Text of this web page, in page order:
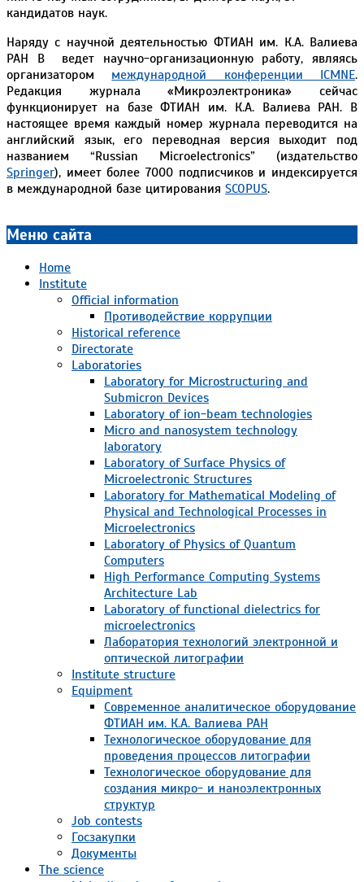
кандидатов наук.
Наряду с научной деятельностью ФТИАН им. К.А. Валиева
РАН В ведет научно-организационную работу, являясь
организатором международной конференции ICMNE.
Редакция журнала «Микроэлектроника» сейчас
функционирует на базе ФТИАН им. К.А. Валиева РАН. В
настоящее время каждый номер журнала переводится на
английский язык, его переводная версия выходит под
названием “Russian Microelectronics” (издательство
Springer), имеет более 7000 подписчиков и индексируется
в международной базе цитирования SCOPUS.
11-
10
Меню сайта
Home
Institute
Official information
Противодействие коррупции
Historical reference
Directorate
Laboratories
Laboratory for Microstructuring and
Submicron Devices
Laboratory of ion-beam technologies
Micro and nanosystem technology
laboratory
Laboratory of Surface Physics of
Microelectronic Structures
Laboratory for Mathematical Modeling of
Physical and Technological Processes in
Microelectronics
Laboratory of Physics of Quantum
Computers
High Performance Computing Systems
Architecture Lab
Laboratory of functional dielectrics for
microelectronics
Лаборатория технологий электронной и
оптической литографии
Institute structure
Equipment
Современное аналитическое оборудование
ФТИАН им. К.А. Валиева РАН
Технологическое оборудование для
проведения процессов литографии
Технологическое оборудование для
создания микро- и наноэлектронных
структур
Job contests
Госзакупки
Документы
The science